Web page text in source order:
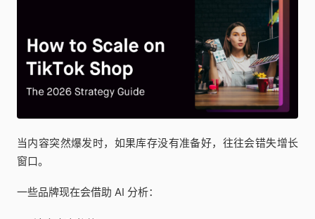
当内容突然爆发时，如果库存没有准备好，往往会错失增长
窗口。
一些品牌现在会借助 AI 分析：